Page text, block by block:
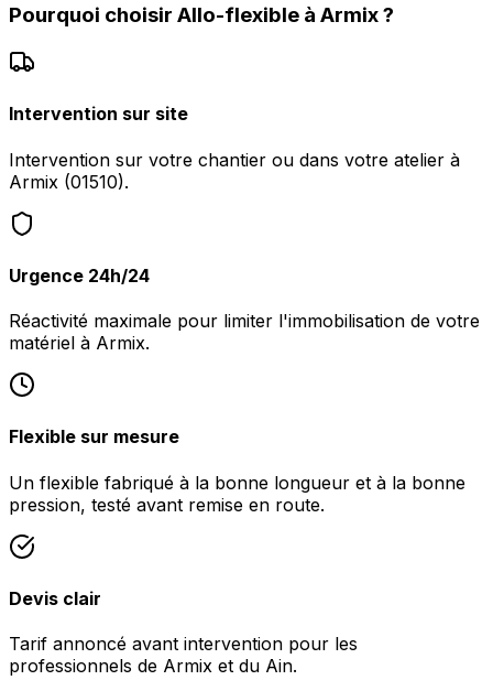
Pourquoi choisir Allo-flexible à Armix?
Intervention sur site
Intervention sur votre chantier ou dans votre atelier à
Armix (01510).
Urgence 24h/24
Réactivité maximale pour limiter l'immobilisation de votre
matériel à Armix.
Flexible sur mesure
Un flexible fabriqué à la bonne longueur et à la bonne
pression, testé avant remise en route.
Devis clair
Tarif annoncé avant intervention pour les
professionnels de Armix et du Ain.